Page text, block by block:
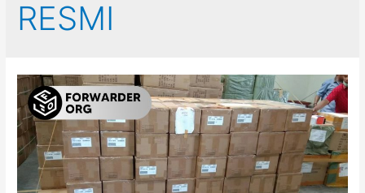
RESMI